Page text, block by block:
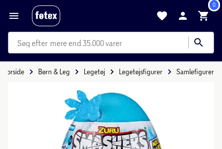
0
mere end 35.000 varer
Forside Børn & Leg Legetøj Legetøjsfigurer Samlefigurer